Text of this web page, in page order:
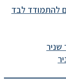
להתמודד לבד
שניר